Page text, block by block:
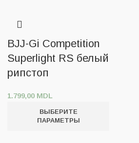
BJJ-Gi Competition
Superlight RS белый
рипстоп
1.799,00 MDL
ВЫБЕРИТЕ
ПАРАМЕТРЫ